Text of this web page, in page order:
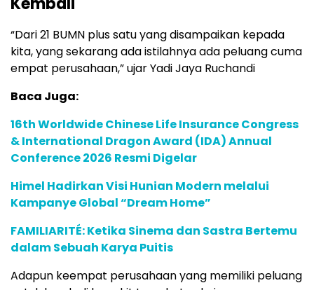
“Dari 21 BUMN plus satu yang disampaikan kepada
kita, yang sekarang ada istilahnya ada peluang cuma
empat perusahaan,” ujar Yadi Jaya Ruchandi
Baca Juga:
16th Worldwide Chinese Life Insurance Congress
& International Dragon Award (IDA) Annual
Conference 2026 Resmi Digelar
Himel Hadirkan Visi Hunian Modern melalui
Kampanye Global “Dream Home”
FAMILIARITÉ: Ketika Sinema dan Sastra Bertemu
dalam Sebuah Karya Puitis
Adapun keempat perusahaan yang memiliki peluang